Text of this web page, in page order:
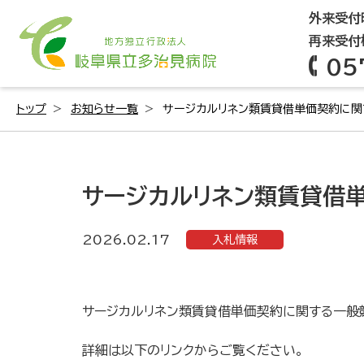
外来受
再来受
トップ お知らせ一覧 サージカルリネン類賃貸借単価契約に
サージカルリネン類賃貸借
2026.02.17 入札情報
サージカルリネン類賃貸借単価契約に関する一般
詳細は以下のリンクからご覧ください。